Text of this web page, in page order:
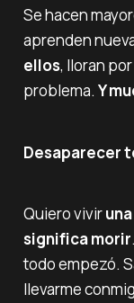
Se hacen
aprenden
ellos, lloran
problema. Y
Desaparecer
Quiero vivir
significa morir
todo empezó.
llevarme